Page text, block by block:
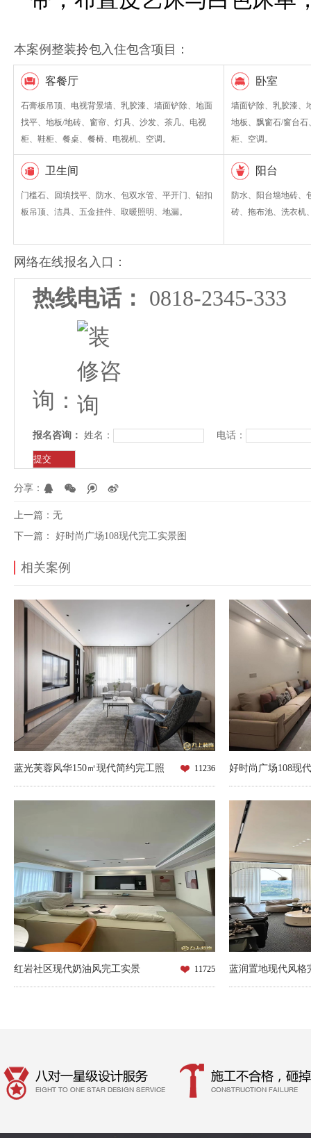
本案例整装拎包入住包含项目：
客餐厅
石膏板吊顶、电视背景墙、乳胶漆、墙面铲除、地面
找平、地板/地砖、窗帘、灯具、沙发、茶几、电视
柜、鞋柜、餐桌、餐椅、电视机、空调。
卧室
墙面铲除、乳胶漆、
地板、飘窗石/窗台
柜、空调。
卫生间
门槛石、回填找平、防水、包双水管、平开门、铝扣
板吊顶、洁具、五金挂件、取暖照明、地漏。
阳台
防水、阳台墙地砖、
砖、拖布池、洗衣机
网络在线报名入口：
热线电话： 0818-2345-
询：
报名咨询： 姓名： 电话：
分享：
上一篇： 无
下一篇： 好时尚广场108现代完工实景图
相关案例
蓝光芙蓉风华150㎡现代简约完工照 11236 好时尚广场108现
红岩社区现代奶油风完工实景 11725 蓝润置地现代风格